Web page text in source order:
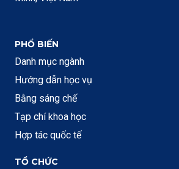
PHỔ BIẾN
Danh mục ngành
Hướng dẫn học vụ
Bằng sáng chế
Tạp chí khoa học
Hợp tác quốc tế
TỔ CHỨC